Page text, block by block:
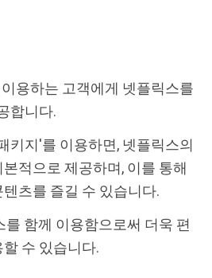
이용하는 고객에게 넷플릭스를
합니다.
키지'를 이용하면, 넷플릭스의
적으로 제공하며, 이를 통해
츠를 즐길 수 있습니다.
를 함께 이용함으로써 더욱 편
수 있습니다.